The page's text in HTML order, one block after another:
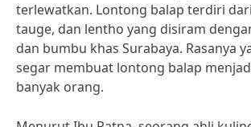
terlewatkan. Lontong balap terdiri
tauge, dan lentho yang disiram
dan bumbu khas Surabaya. Rasanya
segar membuat lontong balap
banyak orang.